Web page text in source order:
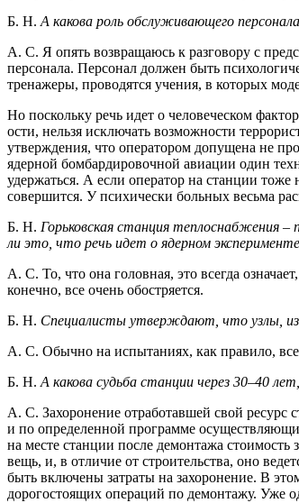
Б. Н. А какова роль обслуживающего
А. С. Я опять возвращаюсь к разговору с
персонала. Персонал должен быть
тренажеры, проводятся учения, в которых
Но поскольку речь идет о человеческом
ости, нельзя исключать возможности
утверждения, что оператором допущена не
ядерной бомбардировочной авиации один
удержаться. А если оператор на станции
совершится. У психически больных весьма
Б. Н. Горьковская станция теплоснабжения
ли это, что речь идет о ядерном
А. С. То, что она головная, это всегда
конечно, все очень обостряется.
Б. Н. Специалисты утверждают, что узлы, из
А. С. Обычно на испытаниях, как правило,
Б. Н. А какова судьба станции через 30–40
А. С. Захоронение отработавшей свой ресурс
и по определенной программе
на месте станции после демонтажа стоимость
вещь, и, в отличие от строительства, оно
быть включены затраты на захоронение. В
дорогостоящих операций по демонтажу. Уже